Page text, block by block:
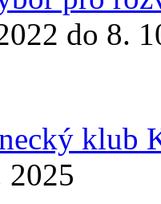
do 8.
klub
2025